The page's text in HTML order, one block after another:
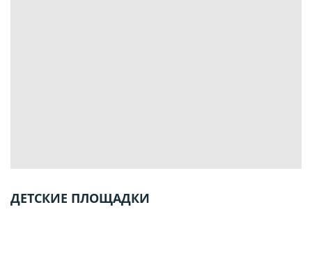
ДЕТСКИЕ ПЛОЩАДКИ